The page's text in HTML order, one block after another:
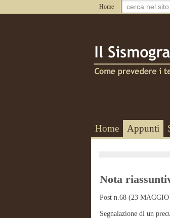
Home
Home Appunti
Nota
Post n.68 (23
Segnalazione di un